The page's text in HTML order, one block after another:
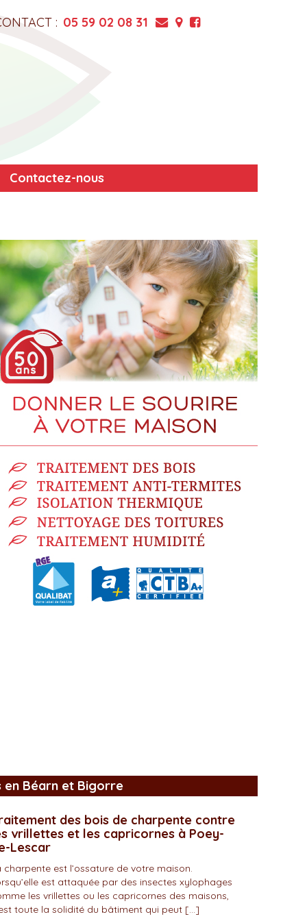
: 05 59 02 08 31
Contactez-nous
Béarn et Bigorre
des bois de charpente contre
vrillettes et les capricornes à Poey-
Lescar
charpente est l’ossature de votre maison.
est attaquée par des insectes xylophages
les vrillettes ou les capricornes des maisons,
toute la solidité du bâtiment qui peut […]